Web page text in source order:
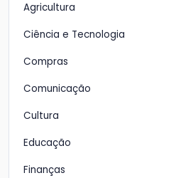
Agricultura
Ciência e Tecnologia
Compras
Comunicação
Cultura
Educação
Finanças